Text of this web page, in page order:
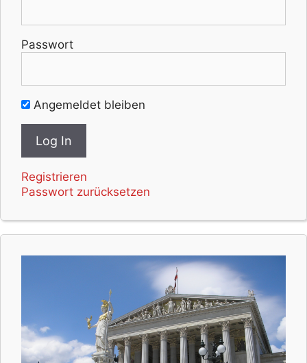
Passwort
Angemeldet bleiben
Registrieren
Passwort zurücksetzen